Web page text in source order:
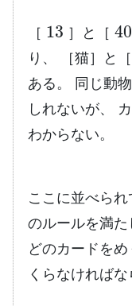
［
13
］と［
40
り、 ［猫］と
ある。 同じ動
しれないが、
わからない。
ここに並べら
のルールを満た
どのカードを
くらなければ